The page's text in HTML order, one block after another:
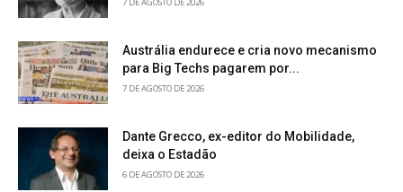
Austrália endurece e cria novo mecanismo
para Big Techs pagarem por...
7 DE AGOSTO DE 2026
Dante Grecco, ex-editor do Mobilidade,
deixa o Estadão
6 DE AGOSTO DE 2026